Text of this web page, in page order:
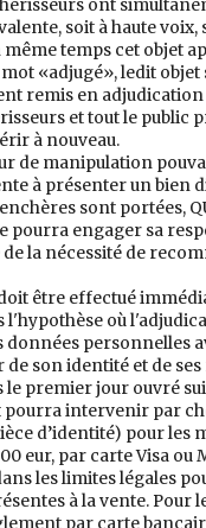
ont
soit à haute voix,
temps cet objet
«adjugé», ledit objet
remis en
et tout le public
à nouveau.
de manipulation
à présenter un bien
sont portées,
pourra engager sa
de la nécessité de
être effectué
l'hypothèse où
données personnelles
de son identité et de
le premier jour ouvré
pourra intervenir par
d’identité) pour les
eur, par carte Visa ou
les limites légales
à la vente. Pour
par carte